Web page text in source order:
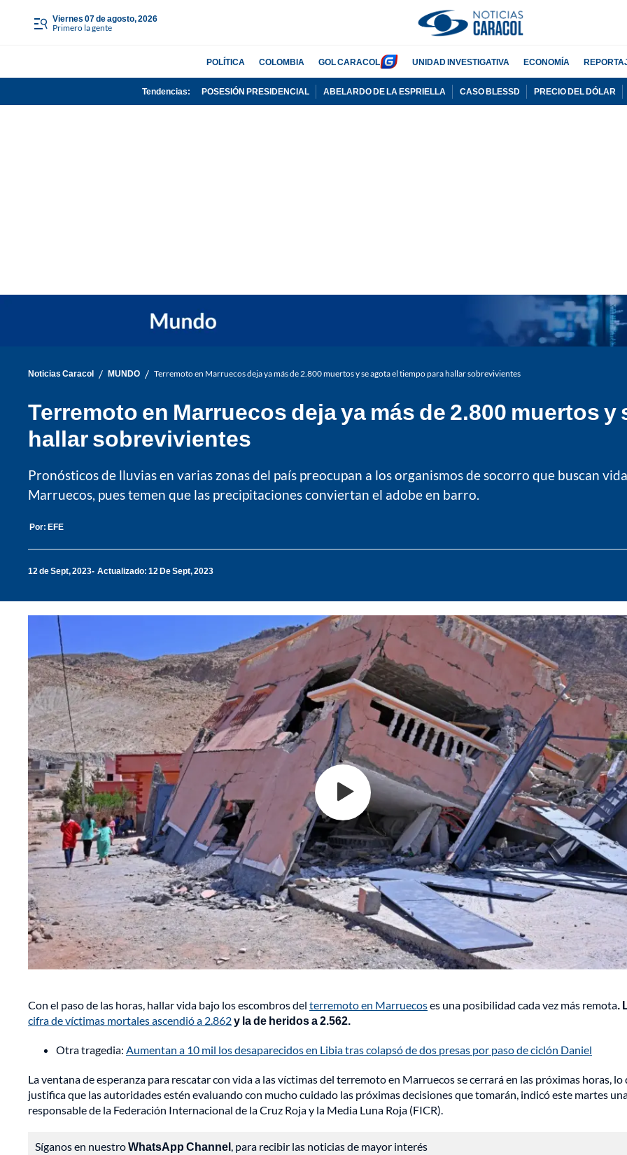
viernes 07 de agosto, 2026
Primero la gente
POLÍTICA COLOMBIA GOL CARACOL UNIDAD INVESTIGATIVA ECONOMÍA
Tendencias: POSESIÓN PRESIDENCIAL ABELARDO DE LA ESPRIELLA CASO BLESSD PRECIO DEL DÓLAR
Noticias Caracol / MUNDO / Terremoto en Marruecos deja ya más de 2.800 muertos y se agota el tiempo para hallar sobrevivientes
Terremoto en Marruecos deja ya más de 2.800 muertos
hallar sobrevivientes
Pronósticos de lluvias en varias zonas del país preocupan a los organismos de socorro que buscan
Marruecos, pues temen que las precipitaciones conviertan el adobe en barro.
Por: EFE
12 de Sept, 2023 Actualizado: 12 De Sept, 2023
Con el paso de las horas, hallar vida bajo los escombros del terremoto en Marruecoses una posibilidad cada vez más remota.
cifra de víctimas mortales ascendió a 2.862y la de heridos a 2.562.
Otra tragedia: Aumentan a 10 mil los desaparecidos en Libia tras colapsó de dos presas por paso de ciclón Daniel
La ventana de esperanza para rescatar con vida a las víctimas del terremoto en Marruecos se cerrará en las próximas horas, lo
justifica que las autoridades estén evaluando con mucho cuidado las próximas decisiones que tomarán, indicó este martes
responsable de la Federación Internacional de la Cruz Roja y la Media Luna Roja (FICR).
Síganos en nuestroWhatsApp Channel, para recibir las noticias de mayor interés